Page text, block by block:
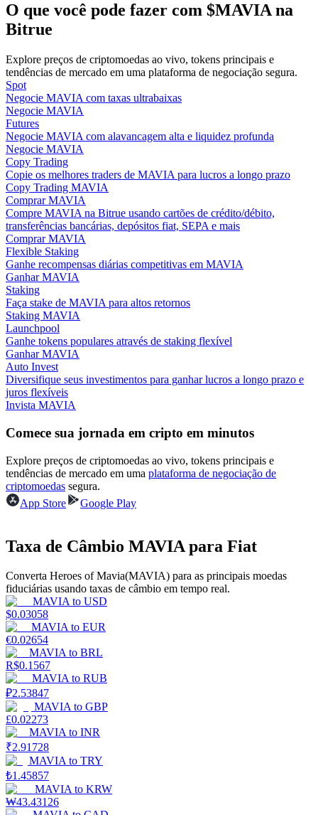
Análise de big data, incluindo informações comerciais, etc.
Guia
Guia para iniciantes em futuros
Estratégias de negociação
Aprenda como se manter lucrativo
Porquinho poderoso
Ganhe recompensas competitivas diariamente
O que você pode fazer com $MAVIA na
Bitrue
Explore preços de criptomoedas ao vivo, tokens principais e
tendências de mercado em uma plataforma de negociação segura.
Spot
Negocie MAVIA com taxas ultrabaixas
Negocie MAVIA
Futures
Negocie MAVIA com alavancagem alta e liquidez profunda
Negocie MAVIA
Copy Trading
Copie os melhores traders de MAVIA para lucros a longo prazo
Copy Trading MAVIA
Comprar MAVIA
Compre MAVIA na Bitrue usando cartões de crédito/débito,
transferências bancárias, depósitos fiat, SEPA e mais
Comprar MAVIA
Flexible Staking
Ganhe recompensas diárias competitivas em MAVIA
Ganhar MAVIA
Staking
Faça stake de MAVIA para altos retornos
Staking MAVIA
Launchpool
Ganhe tokens populares através de staking flexível
Ganhar MAVIA
Auto Invest
Diversifique seus investimentos para ganhar lucros a longo prazo e
juros flexíveis
Invista MAVIA
Comece sua jornada em cripto em minutos
Explore preços de criptomoedas ao vivo, tokens principais e
tendências de mercado em uma plataforma de negociação de
criptomoedas segura.
App Store
Google Play
Taxa de Câmbio MAVIA para Fiat
Converta Heroes of Mavia(MAVIA) para as principais moedas
fiduciárias usando taxas de câmbio em tempo real.
MAVIAto USD
$0.03058
MAVIAto EUR
€0.02654
MAVIAto BRL
R$0.1567
MAVIAto RUB
₽2.53847
MAVIAto GBP
£0.02273
MAVIAto INR
₹2.91728
MAVIAto TRY
₺1.45857
MAVIAto KRW
₩43.43126